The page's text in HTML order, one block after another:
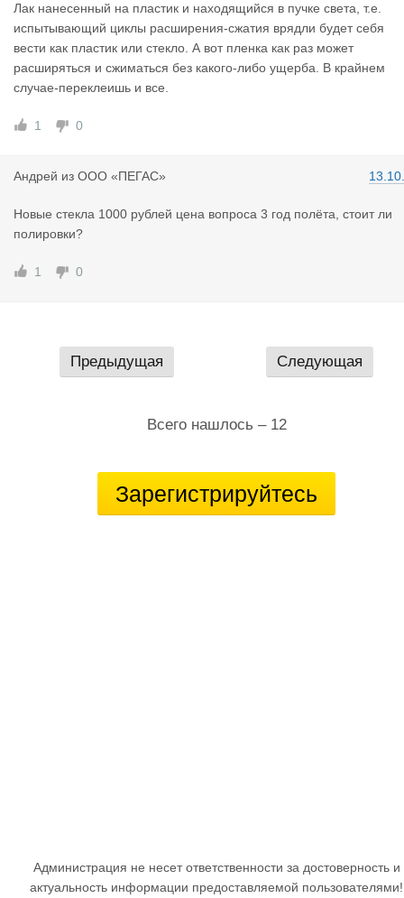
Лак нанесенный на пластик и находящийся в пучке света, т.е.
испытывающий циклы расширения-сжатия врядли будет себя
вести как пластик или стекло. А вот пленка как раз может
расширяться и сжиматься без какого-либо ущерба. В крайнем
случае-переклеишь и все.
1 0
Андрей из ООО «ПЕГАС»
Новые стекла 1000 рублей цена вопроса 3 год полёта, стоит ли
полировки?
1 0
Предыдущая Следующая
Всего нашлось – 12
Зарегистрируйтесь
Администрация не несет ответственности за достоверность и
актуальность информации предоставляемой пользователями!